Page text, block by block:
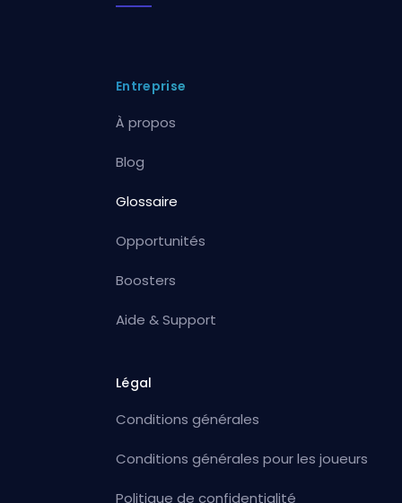
Entreprise
À propos
Blog
Glossaire
Opportunités
Boosters
Aide & Support
Légal
Conditions générales
Conditions générales pour les joueurs
Politique de confidentialité